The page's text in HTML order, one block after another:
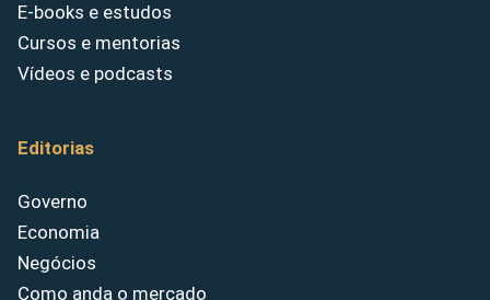
E-books e estudos
Cursos e mentorias
Vídeos e podcasts
Editorias
Governo
Economia
Negócios
Como anda o mercado